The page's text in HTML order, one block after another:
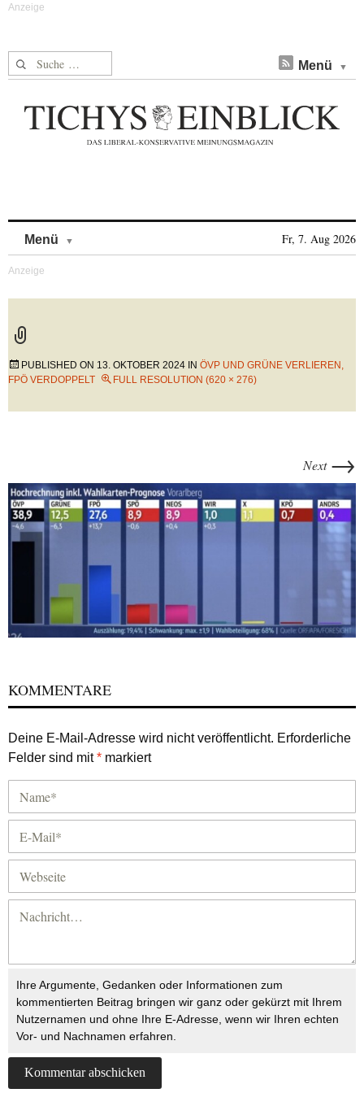
Suche nach: Menü
Menü Fr, 7. Aug 2026
PUBLISHED ON 13. OKTOBER 2024 IN ÖVP UND GRÜNE VERLIEREN,
FPÖ VERDOPPELT
FULL RESOLUTION (620 × 276)
Next →
KOMMENTARE
Deine E-Mail-Adresse wird nicht veröffentlicht. Erforderliche
Felder sind mit* markiert
Ihre Argumente, Gedanken oder Informationen zum
kommentierten Beitrag bringen wir ganz oder gekürzt mit Ihrem
Nutzernamen und ohne Ihre E-Adresse, wenn wir Ihren echten
Vor- und Nachnamen erfahren.